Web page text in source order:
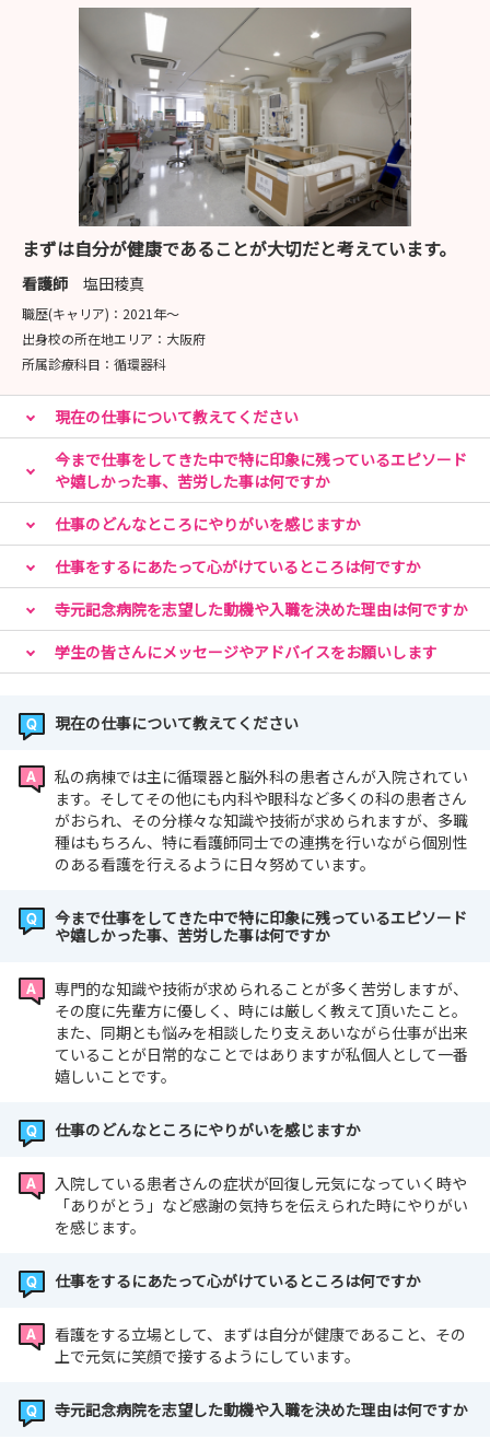
まずは自分が健康であることが大切だと考えています。
看護師 塩田稜真
職歴(キャリア)： 2021年〜
出身校の所在地エリア： 大阪府
所属診療科目： 循環器科
現在の仕事について教えてください
今まで仕事をしてきた中で特に印象に残っているエピソード
や嬉しかった事、苦労した事は何ですか
仕事のどんなところにやりがいを感じますか
仕事をするにあたって心がけているところは何ですか
寺元記念病院を志望した動機や入職を決めた理由は何ですか
学生の皆さんにメッセージやアドバイスをお願いします
現在の仕事について教えてください
私の病棟では主に循環器と脳外科の患者さんが入院されてい
ます。そしてその他にも内科や眼科など多くの科の患者さん
がおられ、その分様々な知識や技術が求められますが、多職
種はもちろん、特に看護師同士での連携を行いながら個別性
のある看護を行えるように日々努めています。
今まで仕事をしてきた中で特に印象に残っているエピソード
や嬉しかった事、苦労した事は何ですか
専門的な知識や技術が求められることが多く苦労しますが、
その度に先輩方に優しく、時には厳しく教えて頂いたこと。
また、同期とも悩みを相談したり支えあいながら仕事が出来
ていることが日常的なことではありますが私個人として一番
嬉しいことです。
仕事のどんなところにやりがいを感じますか
入院している患者さんの症状が回復し元気になっていく時や
「ありがとう」など感謝の気持ちを伝えられた時にやりがい
を感じます。
仕事をするにあたって心がけているところは何ですか
看護をする立場として、まずは自分が健康であること、その
上で元気に笑顔で接するようにしています。
寺元記念病院を志望した動機や入職を決めた理由は何ですか